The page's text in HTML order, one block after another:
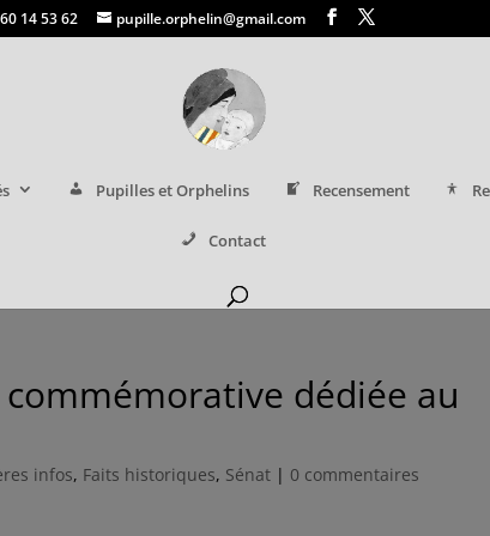
14 53 62 pupille.orphelin@gmail.com
Pupilles et Orphelins Recensement
Contact
dédiée au
infos, Faits historiques, Sénat | 0 commentaires